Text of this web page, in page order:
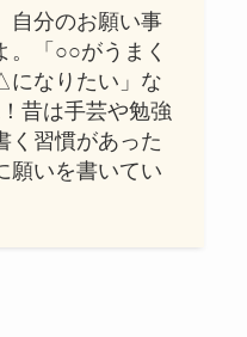
自分のお願い事
。「○○がうまく
なりたい」な
昔は手芸や勉強
く習慣があった
願いを書いてい